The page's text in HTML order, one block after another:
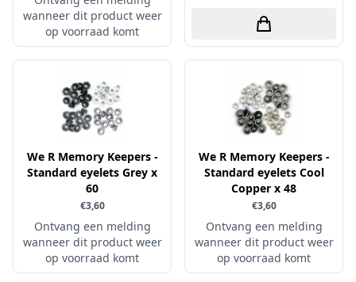
Finger Wax
Pan Pastel
Workshop
Hobbyzine
Jalekro
JeJe
Joy & Noor
Juffrouw Muis
Lapland knipvel
Lavinia
Lawn Fawn
Lemon Craft
Lisa Horton - Crafts
Specialties
Stickers
Tijdschrift
Tools
wanneer dit product weer
op voorraad komt
We R Memory Keepers -
Standard eyelets Grey x
60
€3,60
Ontvang een melding
wanneer dit product weer
op voorraad komt
We R Memory Keepers -
Standard eyelets Cool
Copper x 48
€3,60
Ontvang een melding
wanneer dit product weer
op voorraad komt